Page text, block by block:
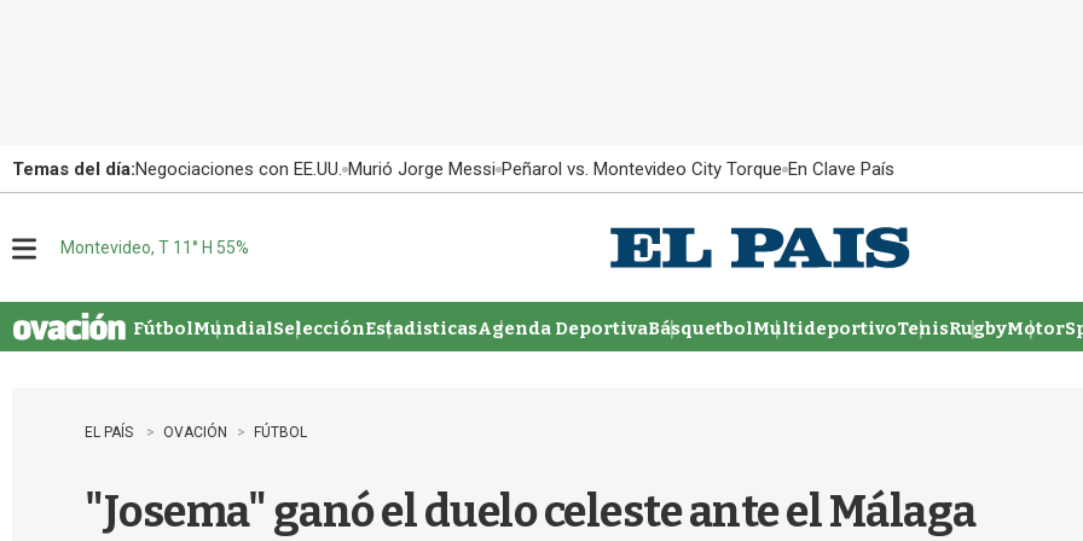
Temas del día:Negociaciones con EE.UU. Murió Jorge Messi Peñarol vs. Montevideo City Torque En Clave País
u
Montevideo, T 11° H 55%
FútbolMundialSelecciónEstadisticasAgenda DeportivaBásquetbolMultideportivoTenisRugby
EL PAÍS OVACIÓN FÚTBOL
"Josema" ganó el duelo celeste ante el Málaga